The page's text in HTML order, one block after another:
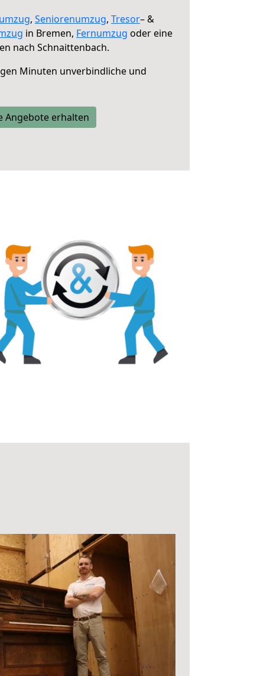
, Seniorenumzug, Tresor– &
in Bremen, Fernumzug oder eine
nach Schnaittenbach.
Minuten unverbindliche und
Angebote erhalten